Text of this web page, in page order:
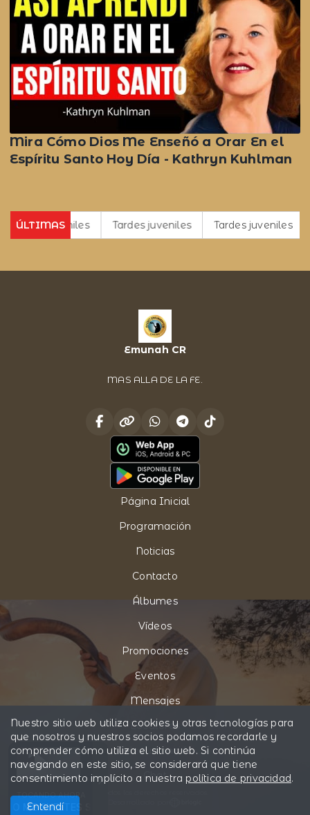
TOCANDO AHORA
SEOR #worship
Mira Cómo Dios Me Enseñó a Orar En el
Espíritu Santo Hoy Día - Kathryn Kuhlman
ÚLTIMAS
juveniles Tardes juveniles Tardes juveniles
Emunah CR
MAS ALLA DE LA FE.
Página Inicial
Programación
Noticias
Contacto
Álbumes
Vídeos
Promociones
Eventos
Mensajes
Locutores
Pide tu canción
Chat
Nuestro sitio web utiliza cookies y otras tecnologías para
que nosotros y nuestros socios podamos recordarle y
comprender cómo utiliza el sitio web. Si continúa
navegando en este sitio, se considerará que tiene
consentimiento implícito a nuestra política de privacidad.
Entendí